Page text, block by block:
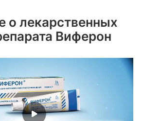
о лекарственных
Виферон